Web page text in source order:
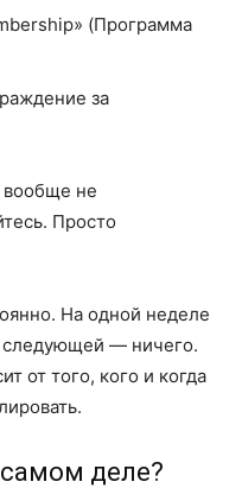
(Программа
за
вообще не
Просто
На одной неделе
следующей — ничего.
от того, кого и когда
деле?